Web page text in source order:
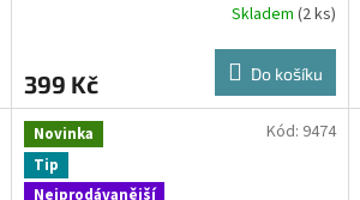
dobijeni pres ubs, jezdi vsemi
Skladem (2 ks)
399 Kč Do košíku
Novinka
Tip
Nejprodávanější
Kód: 9474